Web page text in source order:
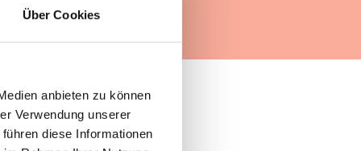
Über Cookies
anbieten zu können
Verwendung unserer
diese Informationen